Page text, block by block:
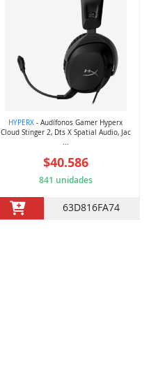
HYPERX - Audífonos Gamer Hyperx
Cloud Stinger 2, Dts X Spatial Audio, Jac
...
$40.586
841 unidades
63D816FA74